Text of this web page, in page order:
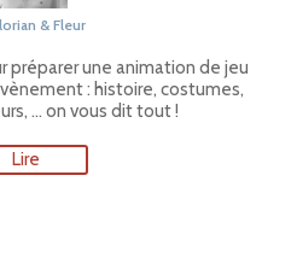
& Fleur
préparer une animation de jeu
: histoire, costumes,
… on vous dit tout !
Lire